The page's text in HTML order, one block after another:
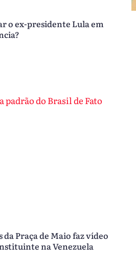
o ex-presidente Lula em
da Praça de Maio faz vídeo
na Venezuela